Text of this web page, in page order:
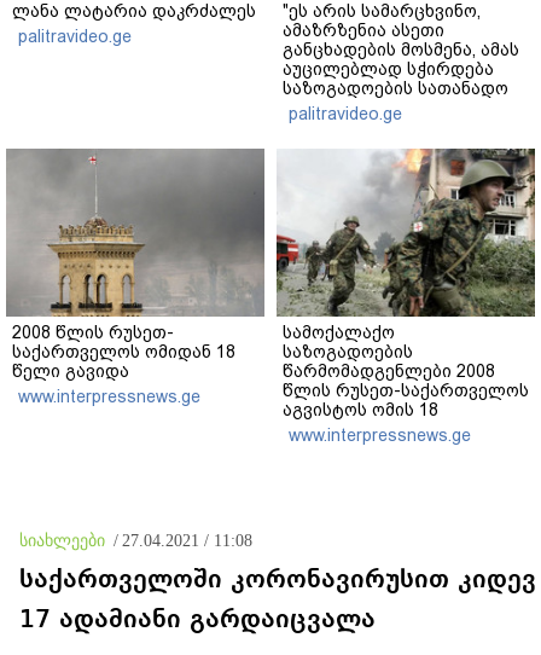
ლანა ლატარია დაკრძალეს
palitravideo.ge
"ეს არის სამარცხვინო,
ამაზრზენია ასეთი
განცხადების მოსმენა, ამას
აუცილებლად სჭირდება
საზოგადოების სათანადო
რეაქცია" - ირაკლი
კობახიძე
palitravideo.ge
2008 წლის რუსეთ-
საქართველოს ომიდან 18
წელი გავიდა
www.interpressnews.ge
სამოქალაქო
საზოგადოების
წარმომადგენლები 2008
წლის რუსეთ-საქართველოს
აგვისტოს ომის 18
წლისთავთან
დაკავშირებით ერთობლივ
www.interpressnews.ge
სიახლეები / 27.04.2021 / 11:08
საქართველოში კორონავირუსით კიდევ
17 ადამიანი გარდაიცვალა